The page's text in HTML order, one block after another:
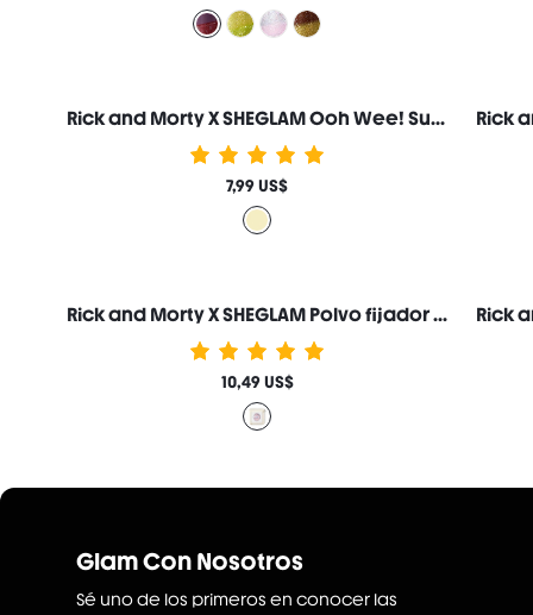
Rick and Morty X SHEGLAM Ooh Wee! Suero Hidratante Labial Marca de Belleza Cosmética Maquillaje para Mujeres y Niñas
7,99 US$
Rick and Morty X SHEGLAM Polvo fijador Never Ricking Morty
10,49 US$
Glam Con Nosotros
Sé uno de los primeros en conocer las